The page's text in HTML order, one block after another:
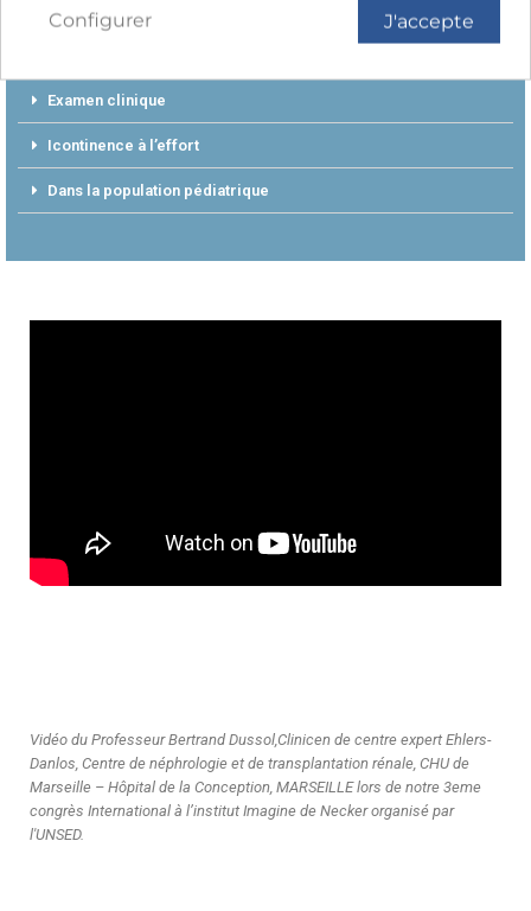
La vessie
Examen clinique
Icontinence à l’effort
Dans la population pédiatrique
Vidéo du Professeur Bertrand Dussol,Clinicen de centre expert Ehlers-
Danlos, Centre de néphrologie et de transplantation rénale, CHU de
Marseille – Hôpital de la Conception, MARSEILLE lors de notre 3eme
congrès International à l’institut Imagine de Necker organisé par
l'UNSED.
J'accepte
Configurer